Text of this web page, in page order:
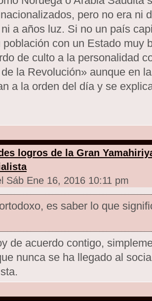
pero no era ni
a años luz. Si no un país
población con un Estado muy
de culto a la personalidad
la Revolución» aunque en
a la orden del día y se
logros de la Gran
Sáb Ene 16, 2016 10:11 pm
es saber lo que
de acuerdo contigo,
nunca se ha llegado al